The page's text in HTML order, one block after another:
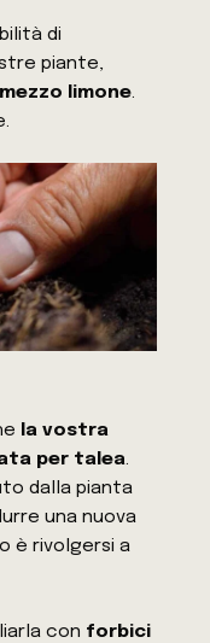
di
piante,
limone.
la vostra
per talea.
dalla pianta
una nuova
è rivolgersi a
con forbici